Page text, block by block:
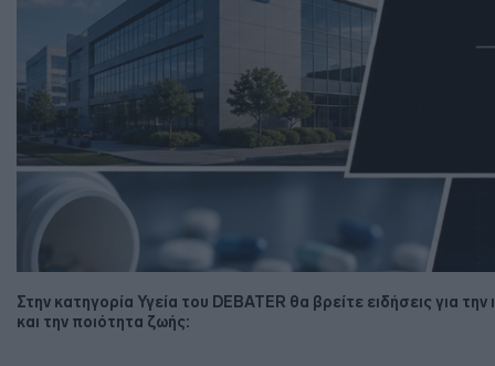
Στην κατηγορία Υγεία του DEBATER θα βρείτε ειδήσεις για
και την ποιότητα ζωής: